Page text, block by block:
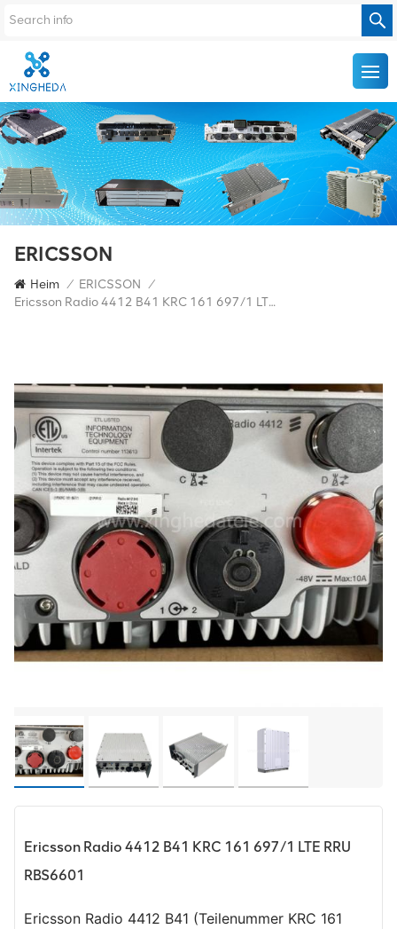
ERICSSON
Heim / ERICSSON /
Ericsson Radio 4412 B41 KRC 161 697/1 LTE RRU RBS6601
Ericsson Radio 4412 B41 KRC 161 697/1 LTE RRU
RBS6601
Ericsson Radio 4412 B41 (Teilenummer KRC 161